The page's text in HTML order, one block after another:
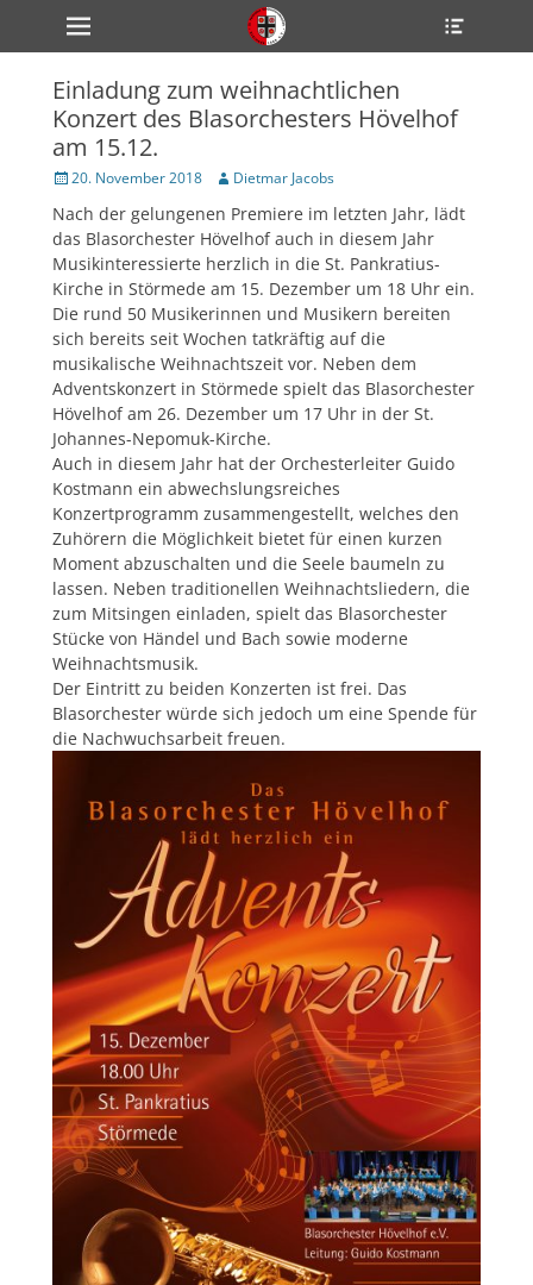
zum
Inhalt
Primärmenü
Einladung zum weihnachtlichen
Konzert des Blasorchesters Hövelhof
am 15.12.
Veröffentlicht
20. November 2018 Author
Dietmar Jacobs
Nach der gelungenen Premiere im letzten Jahr, lädt
das Blasorchester Hövelhof auch in diesem Jahr
Musikinteressierte herzlich in die St. Pankratius-
Kirche in Störmede am 15. Dezember um 18 Uhr ein.
Die rund 50 Musikerinnen und Musikern bereiten
sich bereits seit Wochen tatkräftig auf die
musikalische Weihnachtszeit vor. Neben dem
Adventskonzert in Störmede spielt das Blasorchester
Hövelhof am 26. Dezember um 17 Uhr in der St.
Johannes-Nepomuk-Kirche.
Auch in diesem Jahr hat der Orchesterleiter Guido
Kostmann ein abwechslungsreiches
Konzertprogramm zusammengestellt, welches den
Zuhörern die Möglichkeit bietet für einen kurzen
Moment abzuschalten und die Seele baumeln zu
lassen. Neben traditionellen Weihnachtsliedern, die
zum Mitsingen einladen, spielt das Blasorchester
Stücke von Händel und Bach sowie moderne
Weihnachtsmusik.
Der Eintritt zu beiden Konzerten ist frei. Das
Blasorchester würde sich jedoch um eine Spende für
die Nachwuchsarbeit freuen.